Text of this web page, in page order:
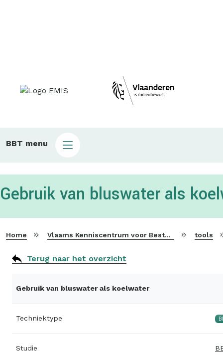
Main
bbt
BBT menu
Gebruik van bluswater als
Home Vlaams Kenniscentrum voor Beste Beschikbare Technieken tools
Terug naar het overzicht
Gebruik van bluswater als koelwater
Techniektype
Studie